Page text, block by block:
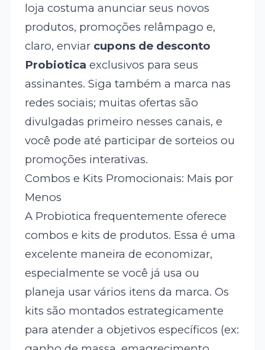
loja costuma anunciar seus novos
produtos, promoções relâmpago e,
claro, enviar cupons de desconto
Probiotica exclusivos para seus
assinantes. Siga também a marca nas
redes sociais; muitas ofertas são
divulgadas primeiro nesses canais, e
você pode até participar de sorteios ou
promoções interativas.
Combos e Kits Promocionais: Mais por
Menos
A Probiotica frequentemente oferece
combos e kits de produtos. Essa é uma
excelente maneira de economizar,
especialmente se você já usa ou
planeja usar vários itens da marca. Os
kits são montados estrategicamente
para atender a objetivos específicos (ex: